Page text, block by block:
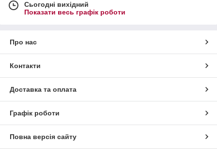
Сьогодні вихідний
Показати весь графік роботи
Про нас
Контакти
Доставка та оплата
Графік роботи
Повна версія сайту